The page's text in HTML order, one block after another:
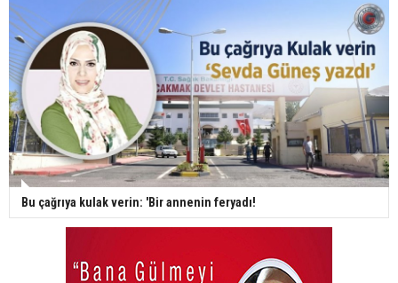
Bu çağrıya kulak verin: 'Bir annenin feryadı!